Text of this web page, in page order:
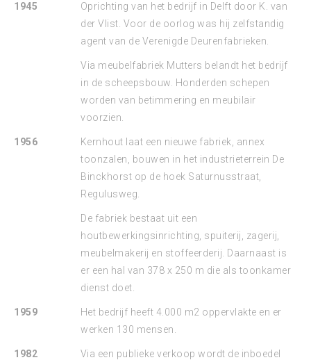
1945
Oprichting van het bedrijf in Delft door K. van
der Vlist. Voor de oorlog was hij zelfstandig
agent van de Verenigde Deurenfabrieken.
Via meubelfabriek Mutters belandt het bedrijf
in de scheepsbouw. Honderden schepen
worden van betimmering en meubilair
voorzien.
1956
Kernhout laat een nieuwe fabriek, annex
toonzalen, bouwen in het industrieterrein De
Binckhorst op de hoek Saturnusstraat,
Regulusweg.
De fabriek bestaat uit een
houtbewerkingsinrichting, spuiterij, zagerij,
meubelmakerij en stoffeerderij. Daarnaast is
er een hal van 378 x 250 m die als toonkamer
dienst doet.
1959
Het bedrijf heeft 4.000 m2 oppervlakte en er
werken 130 mensen.
1982
Via een publieke verkoop wordt de inboedel